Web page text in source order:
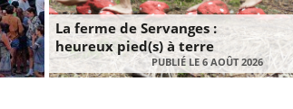
La ferme de Servanges :
heureux pied(s) à terre
PUBLIÉ LE 6 AOÛT 2026